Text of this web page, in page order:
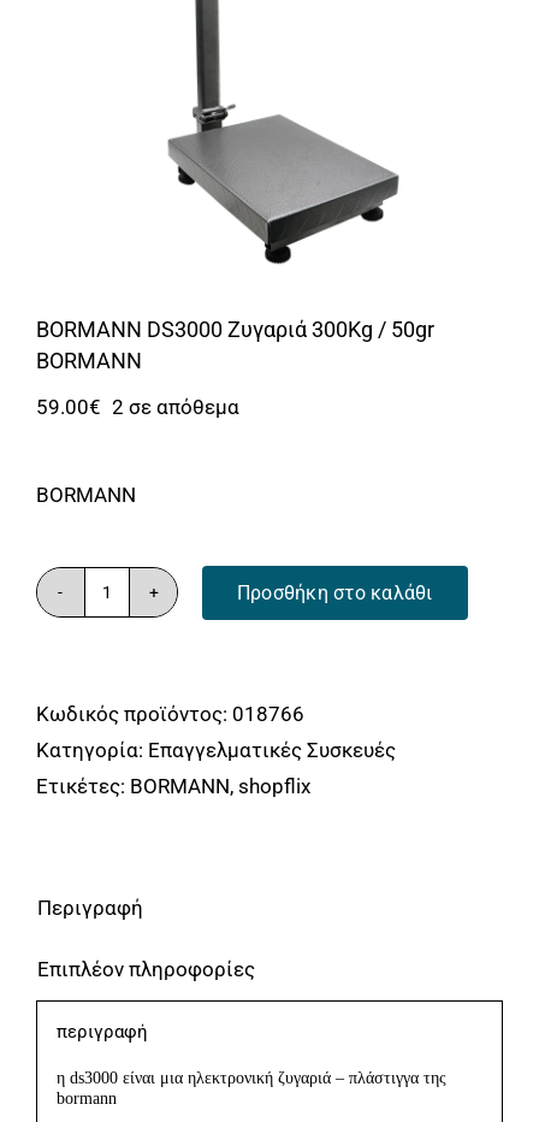
BORMANN DS3000 Ζυγαριά 300Kg / 50gr
BORMANN
59.00€ 2 σε απόθεμα
BORMANN
BORMANN
300Kg
/
50gr
Προσθήκη στο καλάθι
Κωδικός προϊόντος: 018766
Κατηγορία: Επαγγελματικές Συσκευές
Ετικέτες: BORMANN, shopflix
Περιγραφή
Επιπλέον πληροφορίες
περιγραφή
η ds3000 είναι μια ηλεκτρονική ζυγαριά – πλάστιγγα της
bormann